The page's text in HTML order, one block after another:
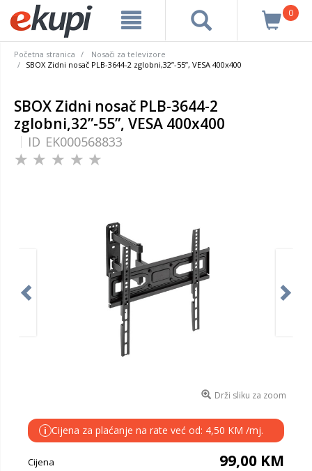
0
Početna stranica
Nosači za televizore
SBOX Zidni nosač PLB-3644-2 zglobni,32”-55”, VESA 400x400
SBOX Zidni nosač PLB-3644-2
zglobni,32”-55”, VESA 400x400
ID EK000568833
Drži sliku za zoom
i Cijena za plaćanje na rate već od: 4,50 KM /mj.
Cijena 99,00 KM